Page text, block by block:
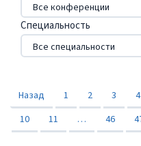
Специальность
Назад 1 2 3 4
10
11 … 46